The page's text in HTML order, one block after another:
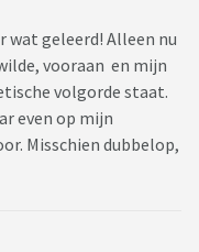
geleerd! Alleen nu
vooraan en mijn
volgorde staat.
even op mijn
Misschien dubbelop,